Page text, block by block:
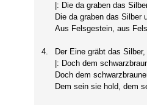
|: Die da graben das
Die da graben das Silber
Aus Felsgestein, aus
4.
Der Eine gräbt das
|: Doch dem
Doch dem
Dem sein sie hold, dem